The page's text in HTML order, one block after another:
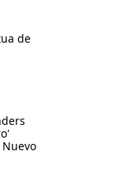
de